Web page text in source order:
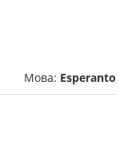
Мова: Esperanto